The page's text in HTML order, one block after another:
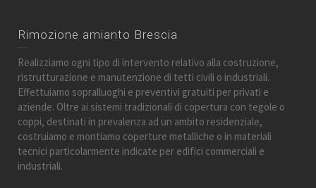
Rimozione amianto Brescia
Realizziamo ogni tipo di intervento relativo alla costruzione,
ristrutturazione e manutenzione di tetti civili o industriali.
Effettuiamo sopralluoghi e preventivi gratuiti per privati e
aziende. Oltre ai sistemi tradizionali di copertura con tegole o
coppi, destinati in prevalenza ad un ambito residenziale,
costruiamo e montiamo coperture metalliche o in materiali
tecnici particolarmente indicate per edifici commerciali e
industriali.